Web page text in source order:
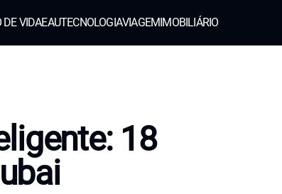
DE VIDAEAUTECNOLOGIAVIAGEMIMOBILIÁRIO
18